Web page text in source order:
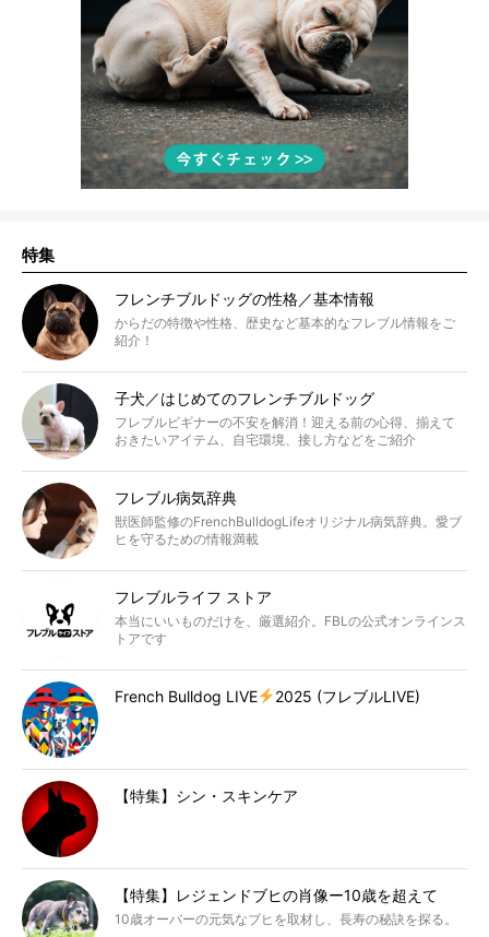
特集
フレンチブルドッグの性格／基本情報
からだの特徴や性格、歴史など基本的なフレブル情報をご
紹介！
子犬／はじめてのフレンチブルドッグ
フレブルビギナーの不安を解消！迎える前の心得、揃えて
おきたいアイテム、自宅環境、接し方などをご紹介
フレブル病気辞典
獣医師監修のFrenchBulldogLifeオリジナル病気辞典。愛ブ
ヒを守るための情報満載
フレブルライフ ストア
本当にいいものだけを、厳選紹介。FBLの公式オンラインス
トアです
French Bulldog LIVE 2025 (フレブルLIVE)
【特集】シン・スキンケア
【特集】レジェンドブヒの肖像ー10歳を超えて
10歳オーバーの元気なブヒを取材し、長寿の秘訣を探る。